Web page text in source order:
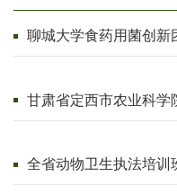
聊城大学食药用菌创新
动
甘肃省定西市农业科学
共促农业发展
全省动物卫生执法培训